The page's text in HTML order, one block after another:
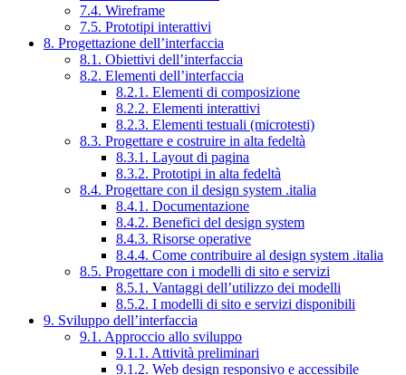
7.4. Wireframe
7.5. Prototipi interattivi
8. Progettazione dell’interfaccia
8.1. Obiettivi dell’interfaccia
8.2. Elementi dell’interfaccia
8.2.1. Elementi di composizione
8.2.2. Elementi interattivi
8.2.3. Elementi testuali (microtesti)
8.3. Progettare e costruire in alta fedeltà
8.3.1. Layout di pagina
8.3.2. Prototipi in alta fedeltà
8.4. Progettare con il design system .italia
8.4.1. Documentazione
8.4.2. Benefici del design system
8.4.3. Risorse operative
8.4.4. Come contribuire al design system .italia
8.5. Progettare con i modelli di sito e servizi
8.5.1. Vantaggi dell’utilizzo dei modelli
8.5.2. I modelli di sito e servizi disponibili
9. Sviluppo dell’interfaccia
9.1. Approccio allo sviluppo
9.1.1. Attività preliminari
9.1.2. Web design responsivo e accessibile